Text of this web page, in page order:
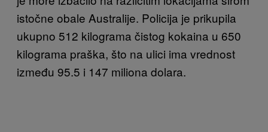
istočne obale Australije. Policija je prikupila
ukupno 512 kilograma čistog kokaina u 650
kilograma praška, što na ulici ima vrednost
između 95.5 i 147 miliona dolara.